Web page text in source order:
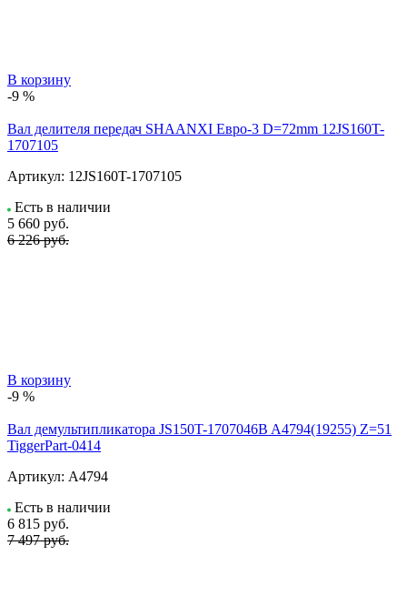
В корзину
-9 %
Вал делителя передач SHAANXI Евро-3 D=72mm 12JS160T-
1707105
Артикул: 12JS160T-1707105
Есть в наличии
5 660 руб.
6 226 руб.
В корзину
-9 %
Вал демультипликатора JS150T-1707046B A4794(19255) Z=51
TiggerPart-0414
Артикул: A4794
Есть в наличии
6 815 руб.
7 497 руб.